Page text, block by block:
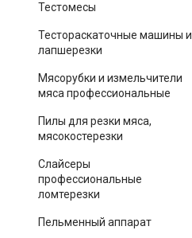
Тестомесы
Тестораскаточные машины и
лапшерезки
Мясорубки и измельчители
мяса профессиональные
Пилы для резки мяса,
мясокостерезки
Слайсеры
профессиональные
ломтерезки
Пельменный аппарат